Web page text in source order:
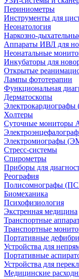
Периниометры
Инструменты для
Неонатология
Наркозно-
Аппараты ИВЛ для
Неонатальные
Инкубаторы для
Открытые
Лампы фототерапии
Функциональная
Дерматоскопы
Холтеры
Суточные
Электромиографы
Стресс-системы
Спирометры
Приборы для
Реография
Полисомнографы
Биомеханика
Психофизиология
Экстренная медицина
Транспортные
Транспортные
Портативные
Устройства для
Портативные
Устройства для
Медицинские